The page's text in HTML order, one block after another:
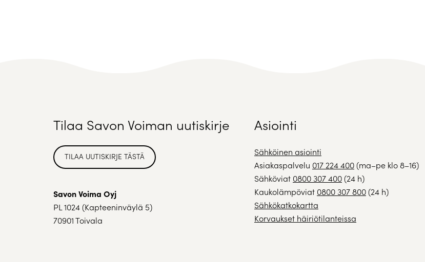
Tilaa Savon Voiman uutiskirje
TILAA UUTISKIRJE TÄSTÄ
Savon Voima Oyj
PL 1024 (Kapteeninväylä 5)
70901 Toivala
Asiointi
Sähköinen asiointi
Asiakaspalvelu 017 224 400(ma–pe klo 8–16)
Sähköviat 0800 307 400(24 h)
Kaukolämpöviat 0800 307 800(24 h)
Sähkökatkokartta
Korvaukset häiriötilanteissa